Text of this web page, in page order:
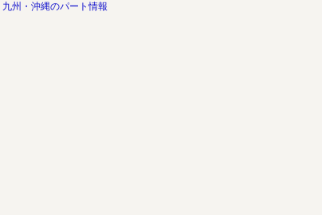
九州・沖縄のパート情報